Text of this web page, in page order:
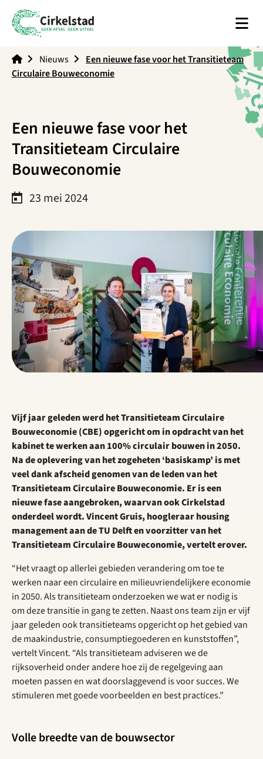
Menu
Nieuws
Een nieuwe fase voor het Transitieteam
Circulaire Bouweconomie
Een nieuwe fase voor het
Transitieteam Circulaire
Bouweconomie
23 mei 2024
Vijf jaar geleden werd het Transitieteam Circulaire
Bouweconomie (CBE) opgericht om in opdracht van het
kabinet te werken aan 100% circulair bouwen in 2050.
Na de oplevering van het zogeheten ‘basiskamp’ is met
veel dank afscheid genomen van de leden van het
Transitieteam Circulaire Bouweconomie. Er is een
nieuwe fase aangebroken, waarvan ook Cirkelstad
onderdeel wordt. Vincent Gruis, hoogleraar housing
management aan de TU Delft en voorzitter van het
Transitieteam Circulaire Bouweconomie, vertelt erover.
“Het vraagt op allerlei gebieden verandering om toe te
werken naar een circulaire en milieuvriendelijkere economie
in 2050. Als transitieteam onderzoeken we wat er nodig is
om deze transitie in gang te zetten. Naast ons team zijn er vijf
jaar geleden ook transitieteams opgericht op het gebied van
de maakindustrie, consumptiegoederen en kunststoffen”,
vertelt Vincent. “Als transitieteam adviseren we de
rijksoverheid onder andere hoe zij de regelgeving aan
moeten passen en wat doorslaggevend is voor succes. We
stimuleren met goede voorbeelden en best practices.”
Volle breedte van de bouwsector